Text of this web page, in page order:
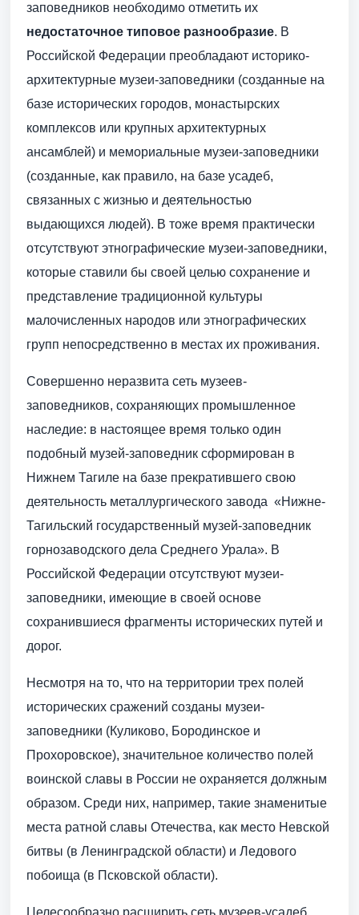
заповедников необходимо отметить их
недостаточное типовое разнообразие. В
Российской Федерации преобладают историко-
архитектурные музеи-заповедники (созданные на
базе исторических городов, монастырских
комплексов или крупных архитектурных
ансамблей) и мемориальные музеи-заповедники
(созданные, как правило, на базе усадеб,
связанных с жизнью и деятельностью
выдающихся людей). В тоже время практически
отсутствуют этнографические музеи-заповедники,
которые ставили бы своей целью сохранение и
представление традиционной культуры
малочисленных народов или этнографических
групп непосредственно в местах их проживания.
Совершенно неразвита сеть музеев-
заповедников, сохраняющих промышленное
наследие: в настоящее время только один
подобный музей-заповедник сформирован в
Нижнем Тагиле на базе прекратившего свою
деятельность металлургического завода  «Нижне-
Тагильский государственный музей-заповедник
горнозаводского дела Среднего Урала». В
Российской Федерации отсутствуют музеи-
заповедники, имеющие в своей основе
сохранившиеся фрагменты исторических путей и
дорог.
Несмотря на то, что на территории трех полей
исторических сражений созданы музеи-
заповедники (Куликово, Бородинское и
Прохоровское), значительное количество полей
воинской славы в России не охраняется должным
образом. Среди них, например, такие знаменитые
места ратной славы Отечества, как место Невской
битвы (в Ленинградской области) и Ледового
побоища (в Псковской области).